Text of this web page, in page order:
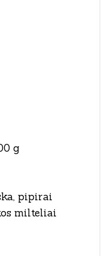
g
pipirai
milteliai